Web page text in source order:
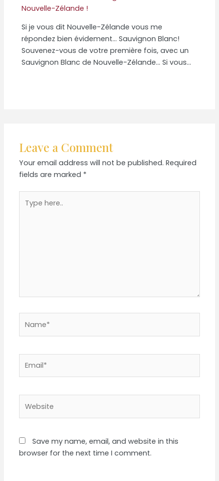
Si je vous dit Nouvelle-Zélande vous me
répondez bien évidement… Sauvignon Blanc!
Souvenez-vous de votre première fois, avec un
Sauvignon Blanc de Nouvelle-Zélande… Si vous…
Leave a Comment
Your email address will not be published. Required
fields are marked *
here..
Save my name, email, and website in this
browser for the next time I comment.